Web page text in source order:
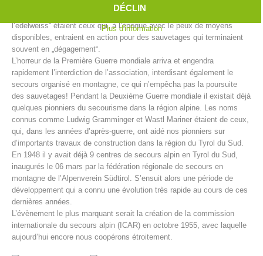
Centres de secours
Ainsi furent créés en Tyrol du Sud entre 1902 et 1914 pas moins de
39 centres de secours alpin. „Les hommes à la croix verte avec
l’edelweiss“ étaient ceux qui, à l’époque avec le peux de moyens
disponibles, entraient en action pour des sauvetages qui terminaient
souvent en „dégagement“.
L’horreur de la Première Guerre mondiale arriva et engendra
rapidement l’interdiction de l’association, interdisant également le
secours organisé en montagne, ce qui n’empêcha pas la poursuite
des sauvetages! Pendant la Deuxième Guerre mondiale il existait déjà
quelques pionniers du secourisme dans la région alpine. Les noms
connus comme Ludwig Gramminger et Wastl Mariner étaient de ceux,
qui, dans les années d’après-guerre, ont aidé nos pionniers sur
d’importants travaux de construction dans la région du Tyrol du Sud.
En 1948 il y avait déjà 9 centres de secours alpin en Tyrol du Sud,
inaugurés le 06 mars par la fédération régionale de secours en
montagne de l’Alpenverein Südtirol. S’ensuit alors une période de
développement qui a connu une évolution très rapide au cours de ces
dernières années.
L’évènement le plus marquant serait la création de la commission
internationale du secours alpin (ICAR) en octobre 1955, avec laquelle
aujourd’hui encore nous coopérons étroitement.
DÉCLIN
Plus d'information